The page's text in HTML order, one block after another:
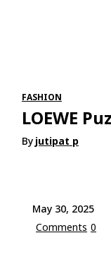
May 30, 2025
Comments 0
FASHION
LOEWE
Byjutipat p